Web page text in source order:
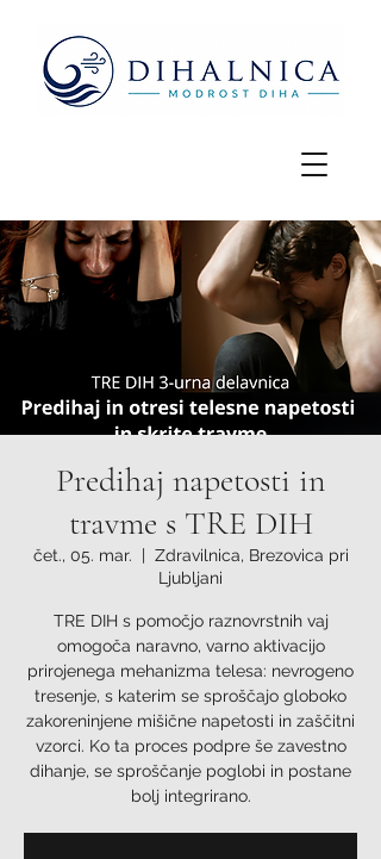
Predihaj napetosti in
travme s TRE DIH
čet., 05. mar.
  |
Zdravilnica, Brezovica pri
Ljubljani
TRE DIH s pomočjo raznovrstnih vaj
omogoča naravno, varno aktivacijo
prirojenega mehanizma telesa: nevrogeno
tresenje, s katerim se sproščajo globoko
zakoreninjene mišične napetosti in zaščitni
vzorci. Ko ta proces podpre še zavestno
dihanje, se sproščanje poglobi in postane
bolj integrirano.